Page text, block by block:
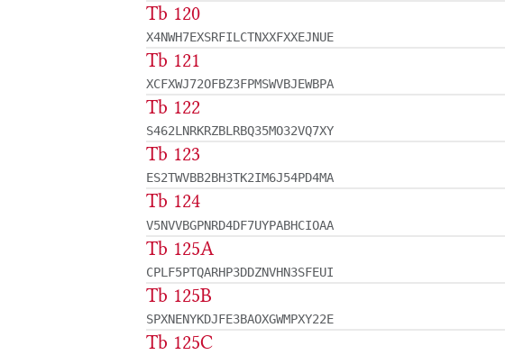
Tb 120
X4NWH7EXSRFILCTNXXFXXEJNUE
Tb 121
XCFXWJ72OFBZ3FPMSWVBJEWBPA
Tb 122
S462LNRKRZBLRBQ35MO32VQ7XY
Tb 123
ES2TWVBB2BH3TK2IM6J54PD4MA
Tb 124
V5NVVBGPNRD4DF7UYPABHCIOAA
Tb 125A
CPLF5PTQARHP3DDZNVHN3SFEUI
Tb 125B
SPXNENYKDJFE3BAOXGWMPXY22E
Tb 125C